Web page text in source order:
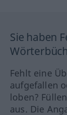
Sie haben
Fehlt eine
aufgefallen
loben?
aus. Die